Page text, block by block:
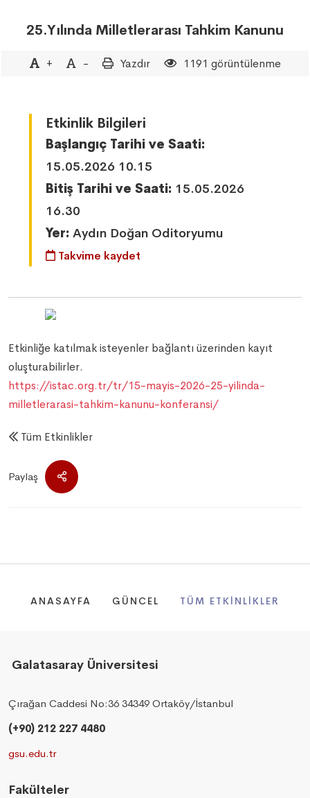
25.Yılında Milletlerarası Tahkim Kanunu
+ - Yazdır 1191 görüntülenme
Etkinlik Bilgileri
Başlangıç Tarihi ve Saati:
15.05.2026 10.15
Bitiş Tarihi ve Saati: 15.05.2026
16.30
Yer: Aydın Doğan Oditoryumu
Takvime kaydet
Etkinliğe katılmak isteyenler bağlantı üzerinden kayıt
oluşturabilirler.
https://istac.org.tr/tr/15-mayis-2026-25-yilinda-
milletlerarasi-tahkim-kanunu-konferansi/
Tüm Etkinlikler
Paylaş
ANASAYFA GÜNCEL TÜM ETKINLIKLER
Galatasaray Üniversitesi
Çırağan Caddesi No:36 34349 Ortaköy/İstanbul
(+90) 212 227 4480
gsu.edu.tr
Fakülteler